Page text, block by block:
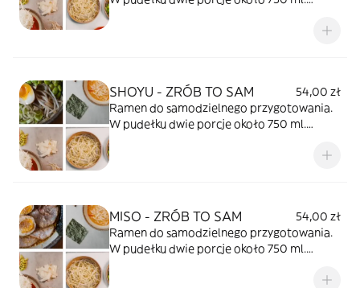
SHOYU - ZRÓB TO SAM
54,00 zł
Ramen do samodzielnego przygotowania.
W pudełku dwie porcje około 750 ml.
MISO - ZRÓB TO SAM
54,00 zł
Ramen do samodzielnego przygotowania.
W pudełku dwie porcje około 750 ml.